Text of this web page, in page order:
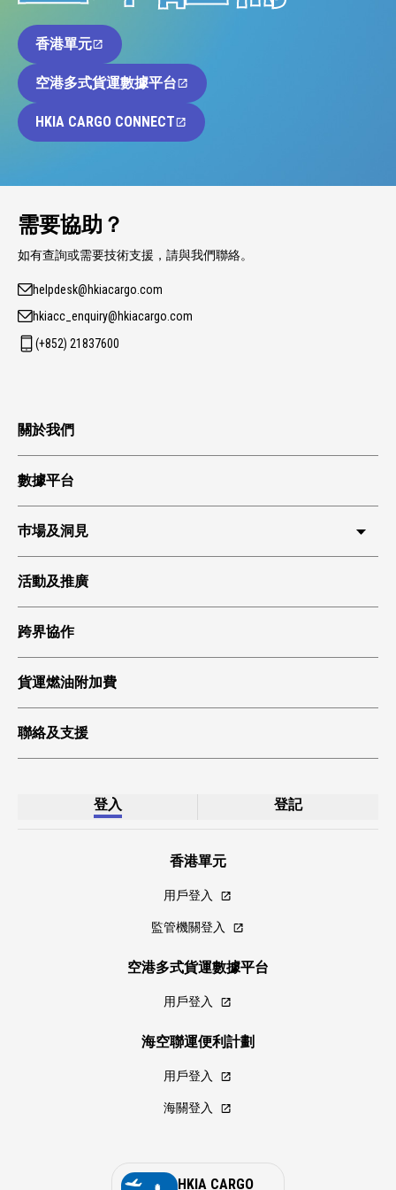
香港單元
空港多式貨運數據平台
HKIA CARGO CONNECT
需要協助？
如有查詢或需要技術支援，請與我們聯絡。
helpdesk@hkiacargo.com
hkiacc_enquiry@hkiacargo.com
(+852) 21837600
關於我們
數據平台
巿場及洞見
活動及推廣
跨界協作
貨運燃油附加費
聯絡及支援
登入 登記
香港單元
用戶登入
監管機關登入
空港多式貨運數據平台
用戶登入
海空聯運便利計劃
用戶登入
海關登入
HKIA CARGO